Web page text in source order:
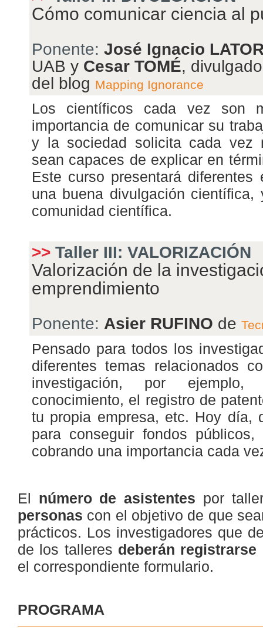
Cómo comunicar ciencia al
Ponente: José Ignacio
UAB y Cesar TOMÉ,
del blog Mapping Ignorance
Los científicos cada vez son
importancia de comunicar su
y la sociedad solicita cada vez
sean capaces de explicar en
Este curso presentará diferentes
una buena divulgación
comunidad científica.
>> Taller III: VALORIZACIÓN
Valorización de la
emprendimiento
Ponente: Asier RUFINO de
Pensado para todos los
diferentes temas relacionados
investigación, por
conocimiento, el registro de
tu propia empresa, etc. Hoy día,
para conseguir fondos
cobrando una importancia cada
El número de asistentes por
personas con el objetivo de que
prácticos. Los investigadores que
de los talleres deberán registrarse
el correspondiente formulario.
PROGRAMA